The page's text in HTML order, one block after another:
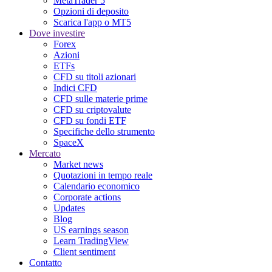
Opzioni di deposito
Scarica l'app o MT5
Dove investire
Forex
Azioni
ETFs
CFD su titoli azionari
Indici CFD
CFD sulle materie prime
CFD su criptovalute
CFD su fondi ETF
Specifiche dello strumento
SpaceX
Mercato
Market news
Quotazioni in tempo reale
Calendario economico
Corporate actions
Updates
Blog
US earnings season
Learn TradingView
Client sentiment
Contatto